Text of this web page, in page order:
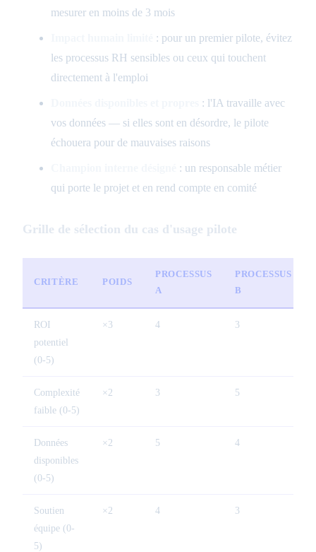
mesurer en moins de 3 mois
: pour un premier pilote, évitez
les processus RH sensibles ou ceux qui touchent
directement à l'emploi
: l'IA travaille avec
vos données — si elles sont en désordre, le pilote
échouera pour de mauvaises raisons
: un responsable métier
qui porte le projet et en rend compte en comité
Grille de sélection du cas d'usage pilote
CRITÈRE POIDS
PROCESSUS
A
PROCESSUS
B
ROI
potentiel
(0-5)
×3 4 3
Complexité
faible (0-5)
×2 3 5
Données
disponibles
(0-5)
×2 5 4
Soutien
équipe (0-
5)
×2 4 3